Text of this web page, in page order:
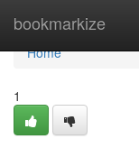
bookmarkize
Home
Home
1